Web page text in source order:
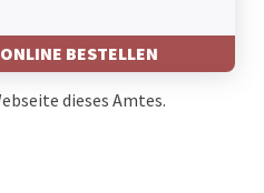
BESTELLEN
dieses Amtes.